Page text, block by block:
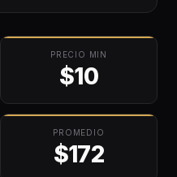
PRECIO MIN
$10
PROMEDIO
$172